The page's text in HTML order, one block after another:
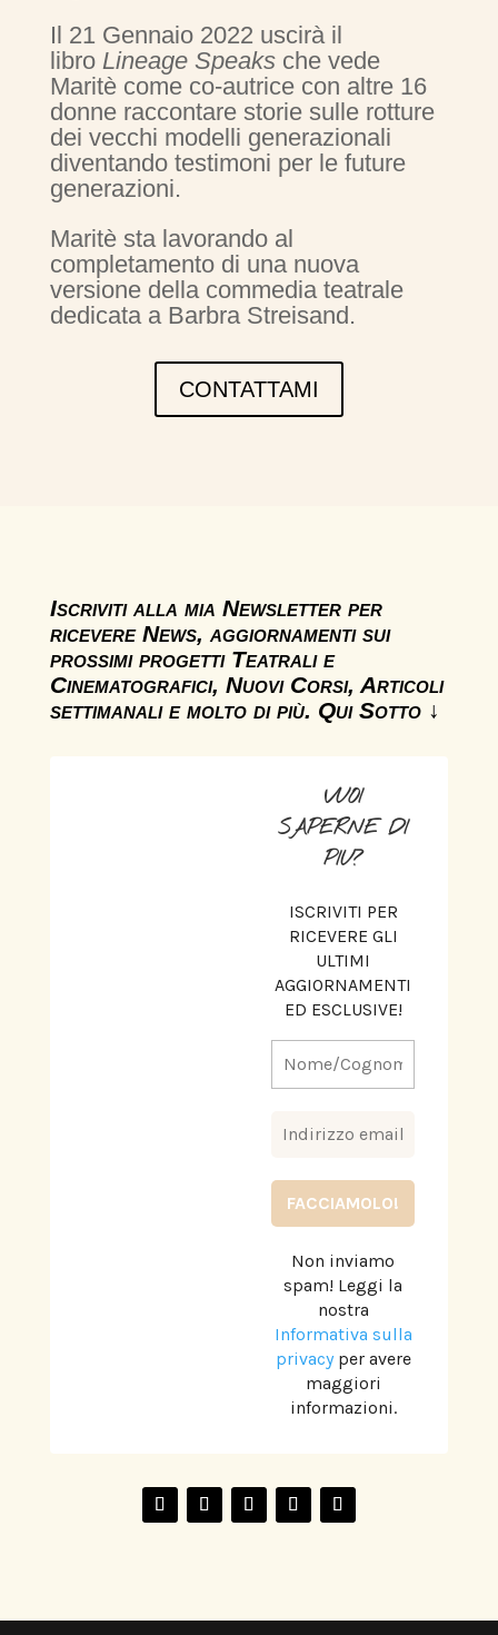
Il 21 Gennaio 2022 uscirà il
libro Lineage Speaksche vede
Maritè come co-autrice con altre 16
donne raccontare storie sulle rotture
dei vecchi modelli generazionali
diventando testimoni per le future
generazioni.
Maritè sta lavorando al
completamento di una nuova
versione della commedia teatrale
dedicata a Barbra Streisand.
CONTATTAMI
Iscriviti alla mia Newsletter per
ricevere News, aggiornamenti sui
prossimi progetti Teatrali e
Cinematografici, Nuovi Corsi, Articoli
settimanali e molto di più. Qui Sotto ↓
VUOI
SAPERNE DI
PIU?
ISCRIVITI PER
RICEVERE GLI
ULTIMI
AGGIORNAMENTI
ED ESCLUSIVE!
Non inviamo
spam! Leggi la
nostra
Informativa sulla
privacyper avere
maggiori
informazioni.